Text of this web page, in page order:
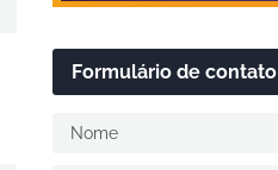
Formulário de contato